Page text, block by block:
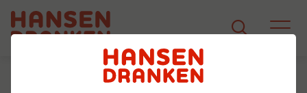
Product Detail